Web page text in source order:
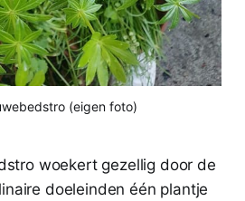
(eigen foto)
woekert gezellig door de
doeleinden één plantje